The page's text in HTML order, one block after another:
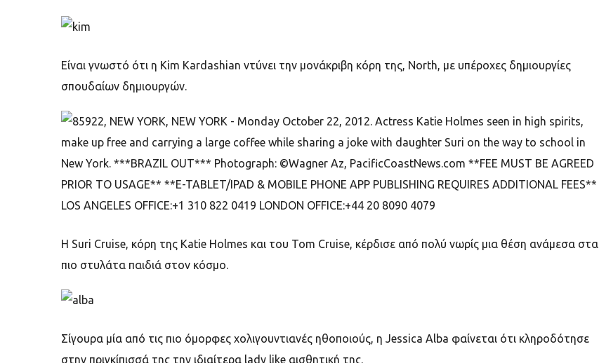
Είναι γνωστό ότι η Kim Kardashian ντύνει την μονάκριβη κόρη της, North, με υπέροχες δημιουργίες
σπουδαίων δημιουργών.
Η Suri Cruise, κόρη της Katie Holmes και του Tom Cruise, κέρδισε από πολύ νωρίς μια θέση ανάμεσα στα
πιο στυλάτα παιδιά στον κόσμο.
Σίγουρα μία από τις πιο όμορφες χολιγουντιανές ηθοποιούς, η Jessica Alba φαίνεται ότι κληροδότησε
στην πριγκίπισσά της την ιδιαίτερα lady like αισθητική της.